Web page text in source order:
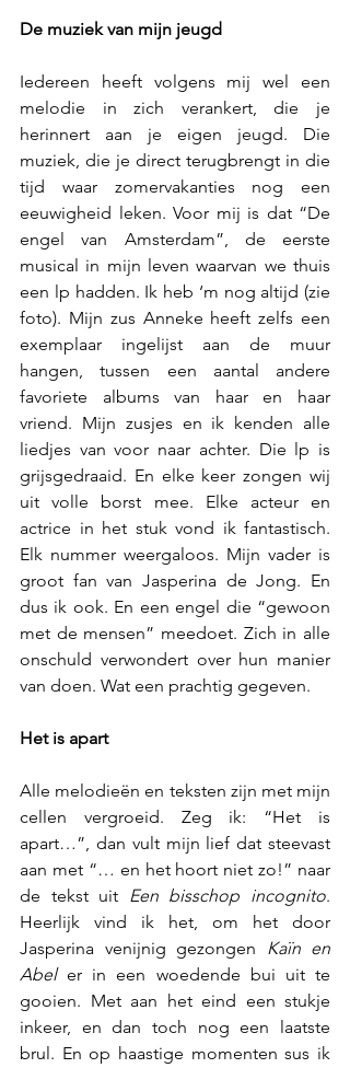
De muziek van mijn jeugd
Iedereen heeft volgens mij wel een
melodie in zich verankert, die je
herinnert aan je eigen jeugd. Die
muziek, die je direct terugbrengt in die
tijd waar zomervakanties nog een
eeuwigheid leken. Voor mij is dat “De
engel van Amsterdam”, de eerste
musical in mijn leven waarvan we thuis
een lp hadden. Ik heb ‘m nog altijd (zie
foto). Mijn zus Anneke heeft zelfs een
exemplaar ingelijst aan de muur
hangen, tussen een aantal andere
favoriete albums van haar en haar
vriend. Mijn zusjes en ik kenden alle
liedjes van voor naar achter. Die lp is
grijsgedraaid. En elke keer zongen wij
uit volle borst mee. Elke acteur en
actrice in het stuk vond ik fantastisch.
Elk nummer weergaloos. Mijn vader is
groot fan van Jasperina de Jong. En
dus ik ook. En een engel die “gewoon
met de mensen” meedoet. Zich in alle
onschuld verwondert over hun manier
van doen. Wat een prachtig gegeven.
Het is apart
Alle melodieën en teksten zijn met mijn
cellen vergroeid. Zeg ik: “Het is
apart…”, dan vult mijn lief dat steevast
aan met “… en het hoort niet zo!” naar
de tekst uit Een bisschop incognito.
Heerlijk vind ik het, om het door
Jasperina venijnig gezongen Kaïn en
Abel er in een woedende bui uit te
gooien. Met aan het eind een stukje
inkeer, en dan toch nog een laatste
brul. En op haastige momenten sus ik